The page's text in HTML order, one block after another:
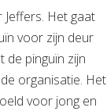
Het gaat
voor zijn deur
de pinguïn zijn
organisatie. Het
voor jong en